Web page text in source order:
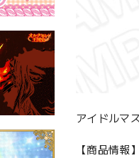
アイドルマ
【商品情報】